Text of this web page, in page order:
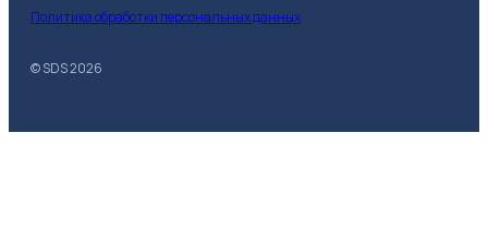
© SDS2026
Политика обработки персональных данных